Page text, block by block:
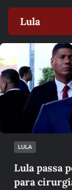
Lula
Ops!
LULA
Lula passa
para